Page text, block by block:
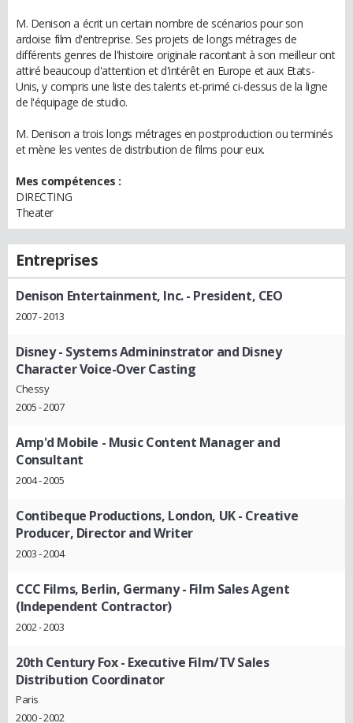
M. Denison a écrit un certain nombre de scénarios pour son
ardoise film d'entreprise. Ses projets de longs métrages de
différents genres de l'histoire originale racontant à son meilleur ont
attiré beaucoup d'attention et d'intérêt en Europe et aux Etats-
Unis, y compris une liste des talents et-primé ci-dessus de la ligne
de l'équipage de studio.
M. Denison a trois longs métrages en postproduction ou terminés
et mène les ventes de distribution de films pour eux.
Mes compétences :
DIRECTING
Theater
Entreprises
Denison Entertainment, Inc.- President, CEO
2007 - 2013
Disney- Systems Admininstrator and Disney
Character Voice-Over Casting
Chessy
2005 - 2007
Amp'd Mobile - Music Content Manager and
Consultant
2004 - 2005
Contibeque Productions, London, UK- Creative
Producer, Director and Writer
2003 - 2004
CCC Films, Berlin, Germany- Film Sales Agent
(Independent Contractor)
2002 - 2003
20th Century Fox- Executive Film/TV Sales
Distribution Coordinator
Paris
2000 - 2002